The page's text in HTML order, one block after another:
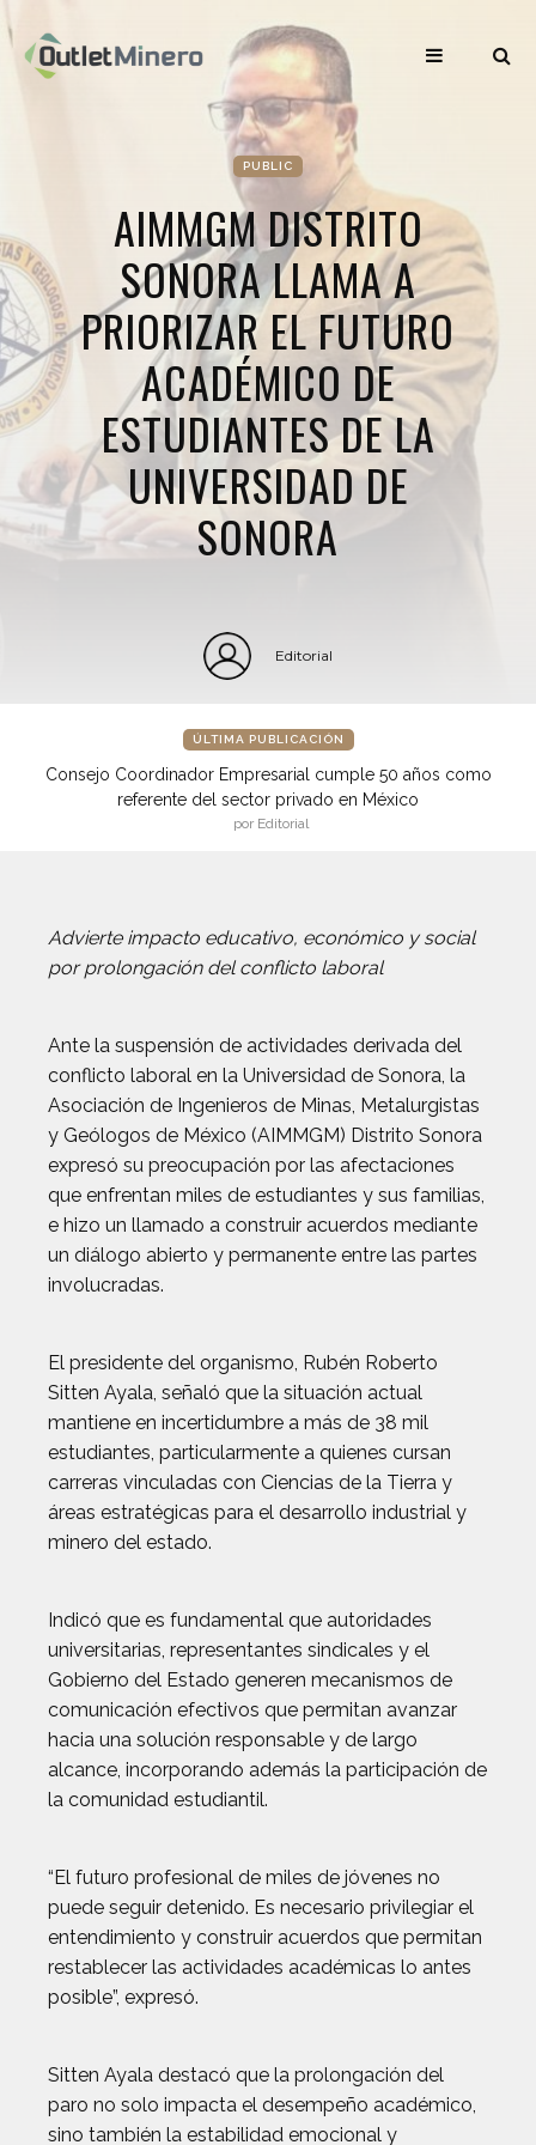
PUBLIC
AIMMGM DISTRITO
SONORA LLAMA A
PRIORIZAR EL FUTURO
ACADÉMICO DE
ESTUDIANTES DE LA
UNIVERSIDAD DE
SONORA
Editorial
ÚLTIMA PUBLICACIÓN
Consejo Coordinador Empresarial cumple 50 años como
referente del sector privado en México
por Editorial
Advierte impacto educativo, económico y social
por prolongación del conflicto laboral
Ante la suspensión de actividades derivada del
conflicto laboral en la Universidad de Sonora, la
Asociación de Ingenieros de Minas, Metalurgistas
y Geólogos de México (AIMMGM) Distrito Sonora
expresó su preocupación por las afectaciones
que enfrentan miles de estudiantes y sus familias,
e hizo un llamado a construir acuerdos mediante
un diálogo abierto y permanente entre las partes
involucradas.
El presidente del organismo, Rubén Roberto
Sitten Ayala, señaló que la situación actual
mantiene en incertidumbre a más de 38 mil
estudiantes, particularmente a quienes cursan
carreras vinculadas con Ciencias de la Tierra y
áreas estratégicas para el desarrollo industrial y
minero del estado.
Indicó que es fundamental que autoridades
universitarias, representantes sindicales y el
Gobierno del Estado generen mecanismos de
comunicación efectivos que permitan avanzar
hacia una solución responsable y de largo
alcance, incorporando además la participación de
la comunidad estudiantil.
“El futuro profesional de miles de jóvenes no
puede seguir detenido. Es necesario privilegiar el
entendimiento y construir acuerdos que permitan
restablecer las actividades académicas lo antes
posible”, expresó.
Sitten Ayala destacó que la prolongación del
paro no solo impacta el desempeño académico,
sino también la estabilidad emocional y